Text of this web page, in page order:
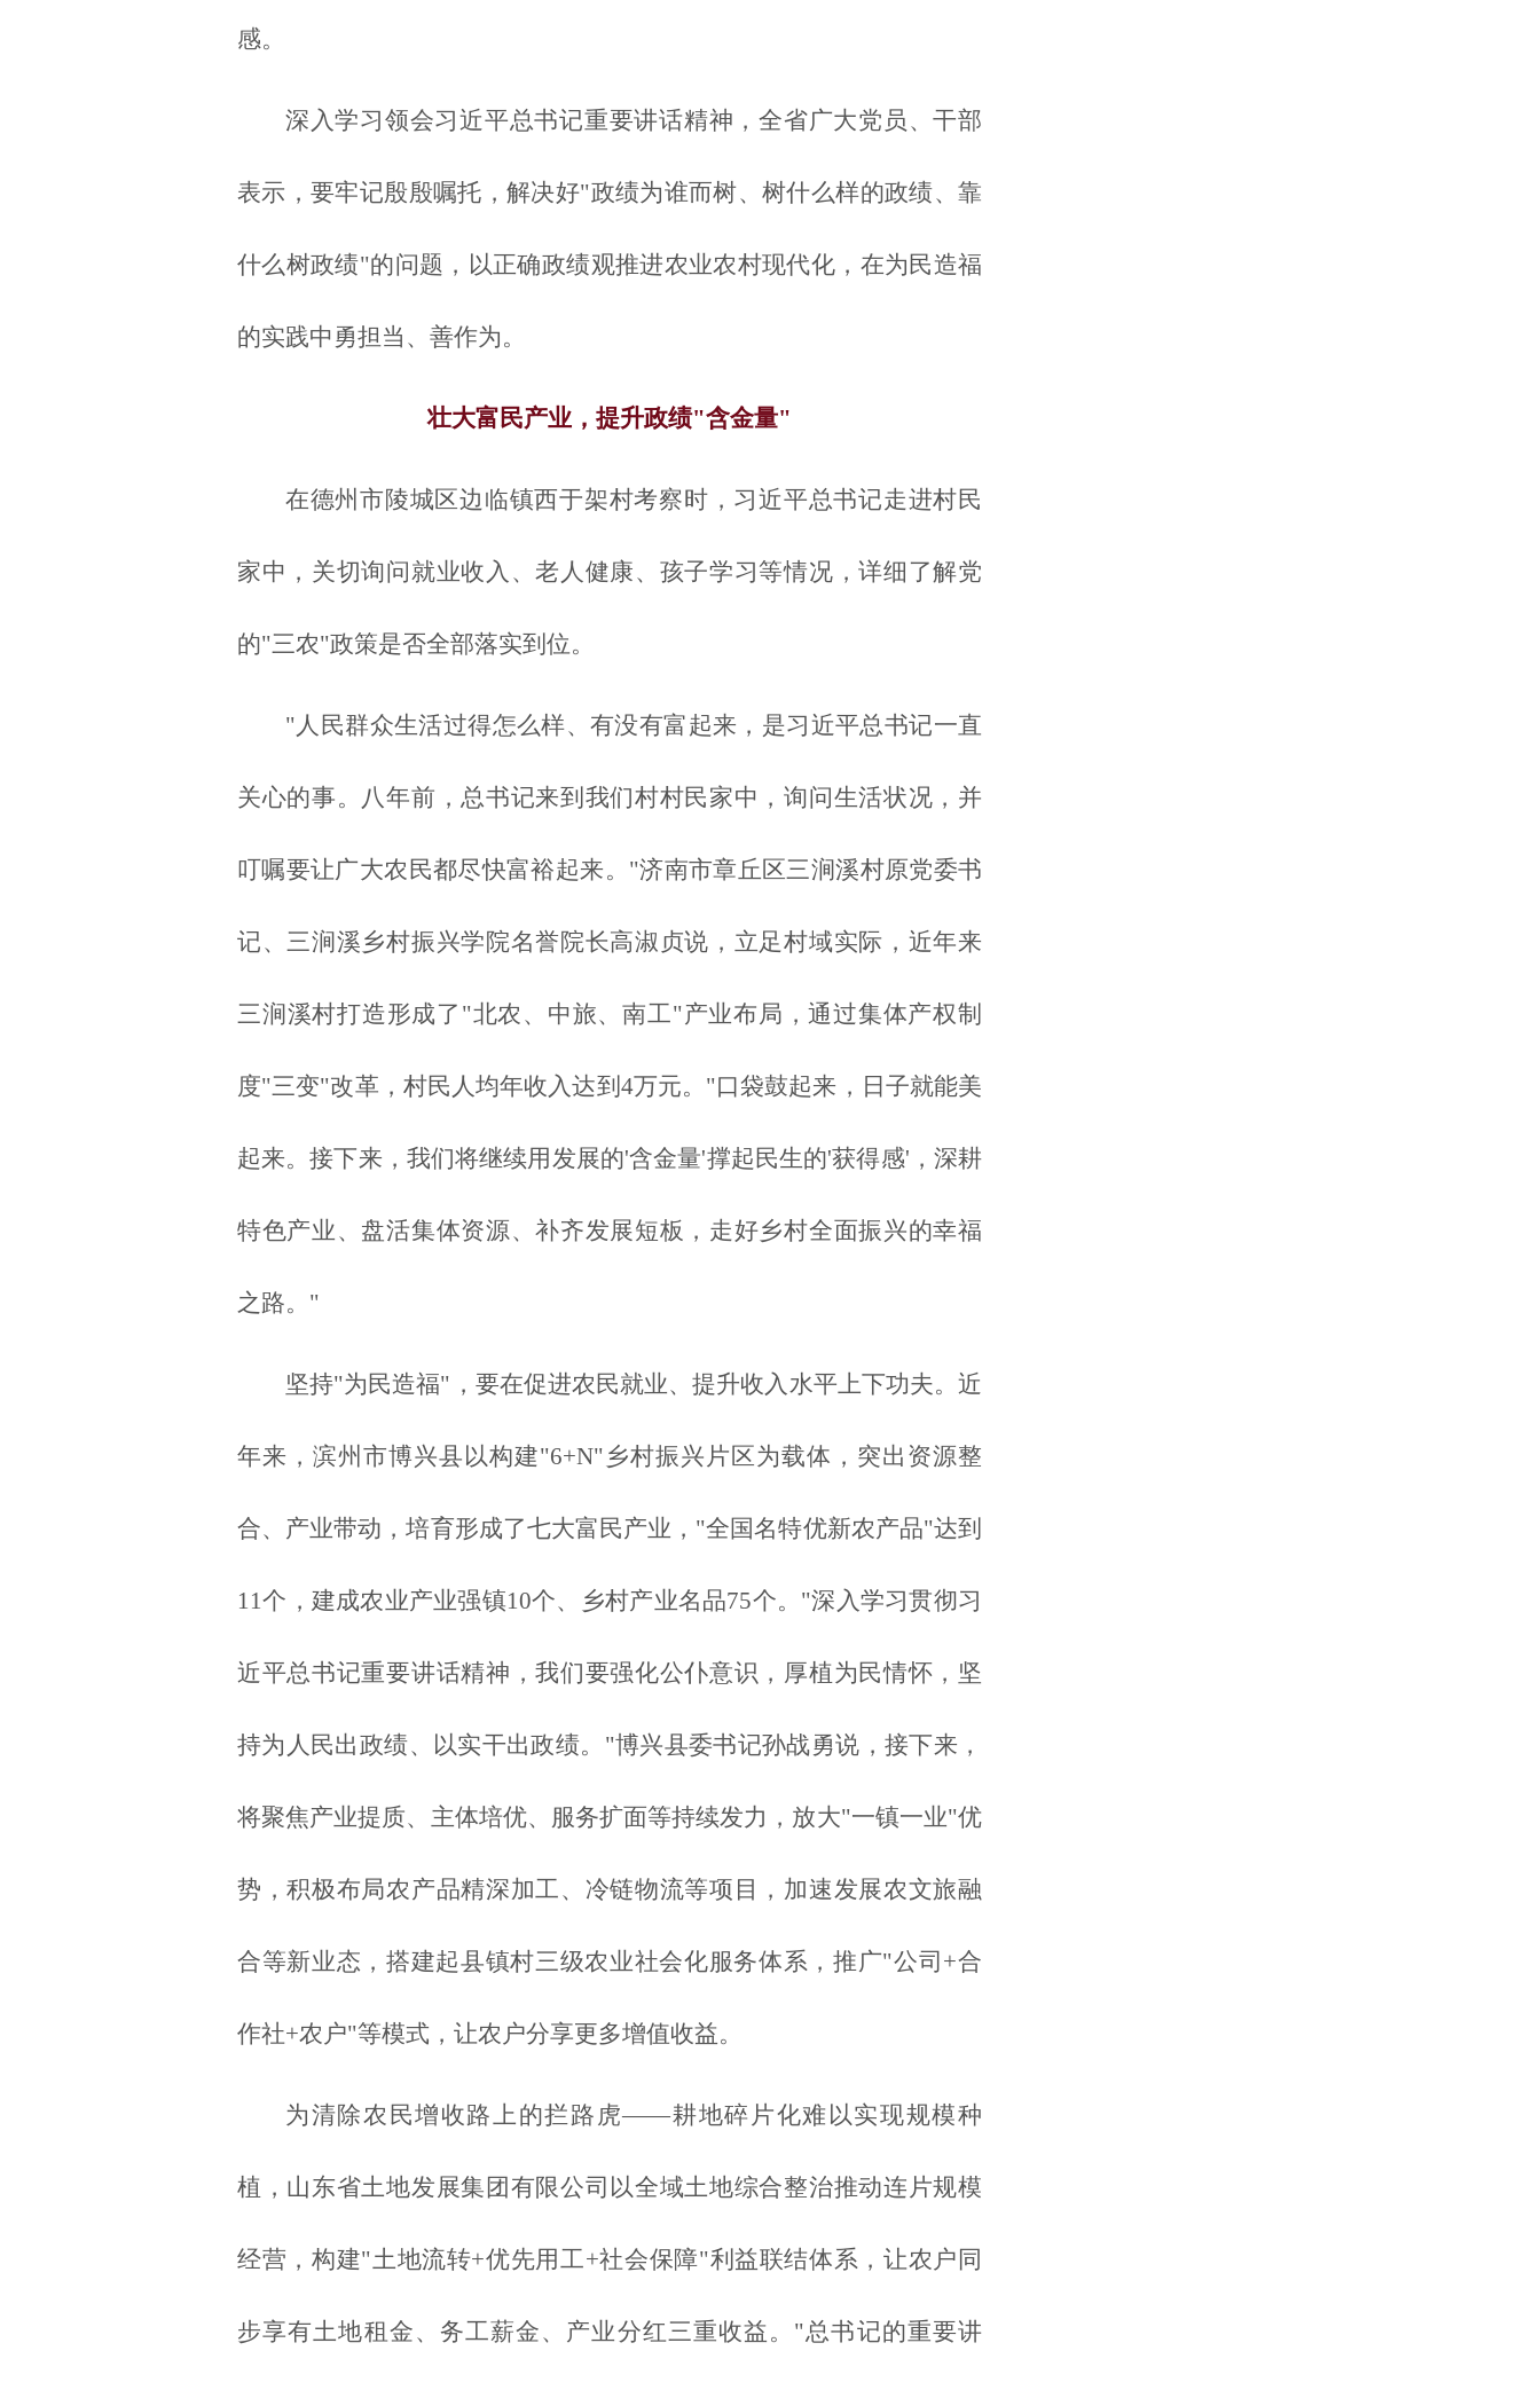
感。
深入学习领会习近平总书记重要讲话精神，全省广大党员、干部
表示，要牢记殷殷嘱托，解决好"政绩为谁而树、树什么样的政绩、靠
什么树政绩"的问题，以正确政绩观推进农业农村现代化，在为民造福
的实践中勇担当、善作为。
壮大富民产业，提升政绩"含金量"
在德州市陵城区边临镇西于架村考察时，习近平总书记走进村民
家中，关切询问就业收入、老人健康、孩子学习等情况，详细了解党
的"三农"政策是否全部落实到位。
"人民群众生活过得怎么样、有没有富起来，是习近平总书记一直
关心的事。八年前，总书记来到我们村村民家中，询问生活状况，并
叮嘱要让广大农民都尽快富裕起来。"济南市章丘区三涧溪村原党委书
记、三涧溪乡村振兴学院名誉院长高淑贞说，立足村域实际，近年来
三涧溪村打造形成了"北农、中旅、南工"产业布局，通过集体产权制
度"三变"改革，村民人均年收入达到4万元。"口袋鼓起来，日子就能美
起来。接下来，我们将继续用发展的'含金量'撑起民生的'获得感'，深耕
特色产业、盘活集体资源、补齐发展短板，走好乡村全面振兴的幸福
之路。"
坚持"为民造福"，要在促进农民就业、提升收入水平上下功夫。近
年来，滨州市博兴县以构建"6+N"乡村振兴片区为载体，突出资源整
合、产业带动，培育形成了七大富民产业，"全国名特优新农产品"达到
11个，建成农业产业强镇10个、乡村产业名品75个。"深入学习贯彻习
近平总书记重要讲话精神，我们要强化公仆意识，厚植为民情怀，坚
持为人民出政绩、以实干出政绩。"博兴县委书记孙战勇说，接下来，
将聚焦产业提质、主体培优、服务扩面等持续发力，放大"一镇一业"优
势，积极布局农产品精深加工、冷链物流等项目，加速发展农文旅融
合等新业态，搭建起县镇村三级农业社会化服务体系，推广"公司+合
作社+农户"等模式，让农户分享更多增值收益。
为清除农民增收路上的拦路虎——耕地碎片化难以实现规模种
植，山东省土地发展集团有限公司以全域土地综合整治推动连片规模
经营，构建"土地流转+优先用工+社会保障"利益联结体系，让农户同
步享有土地租金、务工薪金、产业分红三重收益。"总书记的重要讲